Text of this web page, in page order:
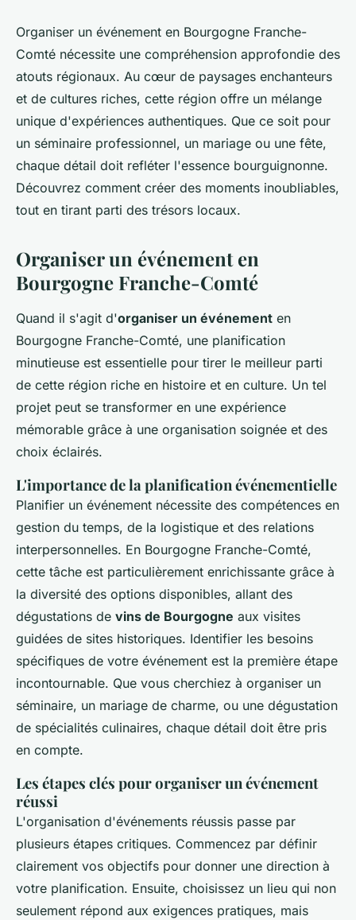
Organiser un événement
mémorable en bourgogne
franche-comté
Maxime •25 octobre 2024•7 min de lecture
Organiser un événement en Bourgogne Franche-
Comté nécessite une compréhension approfondie des
atouts régionaux. Au cœur de paysages enchanteurs
et de cultures riches, cette région offre un mélange
unique d'expériences authentiques. Que ce soit pour
un séminaire professionnel, un mariage ou une fête,
chaque détail doit refléter l'essence bourguignonne.
Découvrez comment créer des moments inoubliables,
tout en tirant parti des trésors locaux.
Organiser un événement en
Bourgogne Franche-Comté
Quand il s'agit d'organiser un événement en
Bourgogne Franche-Comté, une planification
minutieuse est essentielle pour tirer le meilleur parti
de cette région riche en histoire et en culture. Un tel
projet peut se transformer en une expérience
mémorable grâce à une organisation soignée et des
choix éclairés.
L'importance de la planification événementielle
Planifier un événement nécessite des compétences en
gestion du temps, de la logistique et des relations
interpersonnelles. En Bourgogne Franche-Comté,
cette tâche est particulièrement enrichissante grâce à
la diversité des options disponibles, allant des
dégustations de vins de Bourgogne aux visites
guidées de sites historiques. Identifier les besoins
spécifiques de votre événement est la première étape
incontournable. Que vous cherchiez à organiser un
séminaire, un mariage de charme, ou une dégustation
de spécialités culinaires, chaque détail doit être pris
en compte.
Les étapes clés pour organiser un événement
réussi
L'organisation d'événements réussis passe par
plusieurs étapes critiques. Commencez par définir
clairement vos objectifs pour donner une direction à
votre planification. Ensuite, choisissez un lieu qui non
seulement répond aux exigences pratiques, mais